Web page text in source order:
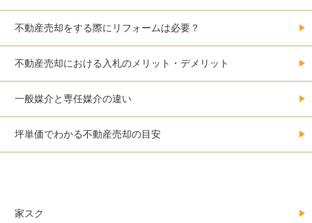
不動産売却をする際にリフォームは必要？
不動産売却における入札のメリット・デメリット
一般媒介と専任媒介の違い
坪単価でわかる不動産売却の目安
家スク